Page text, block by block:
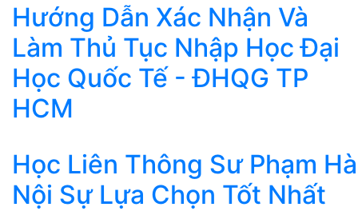
Hướng Dẫn Xác Nhận Và
Làm Thủ Tục Nhập Học Đại
Học Quốc Tế - ĐHQG TP
HCM
Học Liên Thông Sư Phạm Hà
Nội Sự Lựa Chọn Tốt Nhất